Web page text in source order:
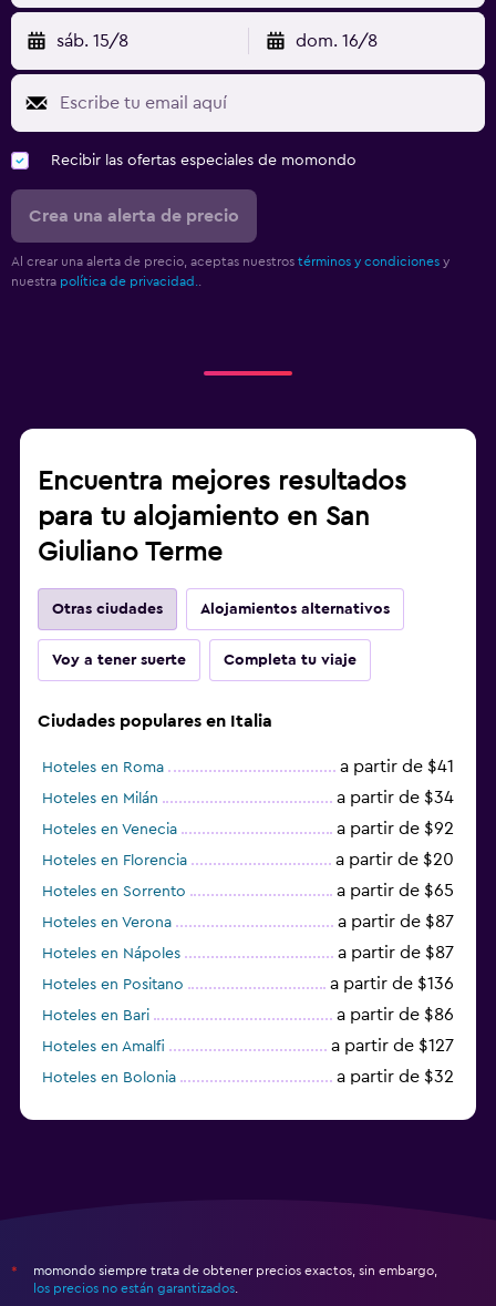
sáb. 15/8 dom. 16/8
Recibir las ofertas especiales de momondo
Crea una alerta de precio
Al crear una alerta de precio, aceptas nuestros términos y condiciones y
nuestra política de privacidad.
Encuentra mejores resultados
para tu alojamiento en San
Giuliano Terme
Otras ciudades Alojamientos alternativos
Voy a tener suerte Completa tu viaje
Ciudades populares en Italia
Hoteles en Roma a partir de $41
Hoteles en Milán a partir de $34
Hoteles en Venecia a partir de $92
Hoteles en Florencia a partir de $20
Hoteles en Sorrento a partir de $65
Hoteles en Verona a partir de $87
Hoteles en Nápoles a partir de $87
Hoteles en Positano a partir de $136
Hoteles en Bari a partir de $86
Hoteles en Amalfi a partir de $127
Hoteles en Bolonia a partir de $32
*
momondo siempre trata de obtener precios exactos, sin embargo,
los precios no están garantizados